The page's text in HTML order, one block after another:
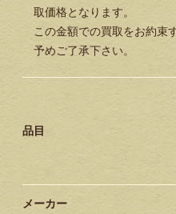
取価格となります。
この金額での買取をお約束
予めご了承下さい。
品目
メーカー